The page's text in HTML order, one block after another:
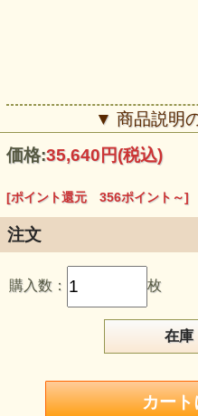
▼ 商品説明
価格:35,640円(税込)
[ポイント還元 356ポイント～]
注文
購入数： 枚
在庫